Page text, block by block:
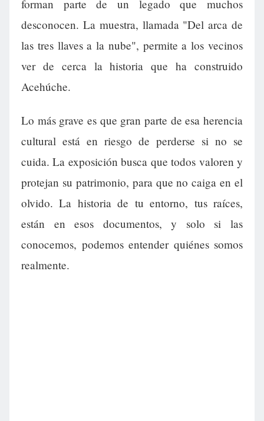
forman parte de un legado que muchos
desconocen. La muestra, llamada "Del arca de
las tres llaves a la nube", permite a los vecinos
ver de cerca la historia que ha construido
Acehúche.
Lo más grave es que gran parte de esa herencia
cultural está en riesgo de perderse si no se
cuida. La exposición busca que todos valoren y
protejan su patrimonio, para que no caiga en el
olvido. La historia de tu entorno, tus raíces,
están en esos documentos, y solo si las
conocemos, podemos entender quiénes somos
realmente.